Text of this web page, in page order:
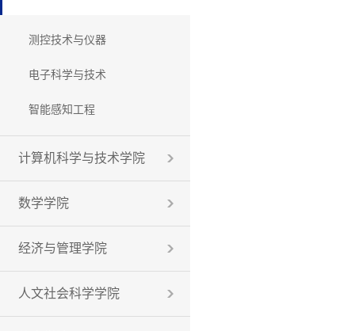
测控技术与仪器
电子科学与技术
智能感知工程
计算机科学与技术学院
数学学院
经济与管理学院
人文社会科学学院